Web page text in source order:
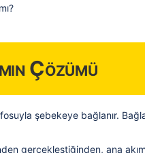
Çözümü
şebekeye bağlanır.
gerçekleştiğinden, ana